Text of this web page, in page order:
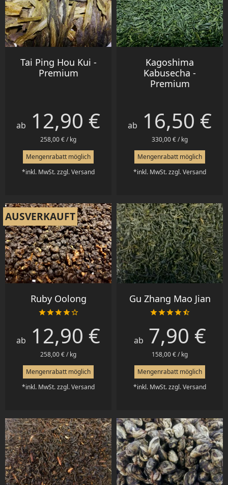
Tai Ping Hou Kui -
Premium
Preis
ab 12,90 €
258,00 € / kg
Mengenrabatt möglich
*inkl. MwSt. zzgl. Versand
Kagoshima
Kabusecha -
Premium
Preis
ab 16,50 €
330,00 € / kg
Mengenrabatt möglich
*inkl. MwSt. zzgl. Versand
Ruby Oolong

Preis
ab 12,90 €
258,00 € / kg
Mengenrabatt möglich
*inkl. MwSt. zzgl. Versand
AUSVERKAUFT
Gu Zhang Mao Jian

Preis
ab 7,90 €
158,00 € / kg
Mengenrabatt möglich
*inkl. MwSt. zzgl. Versand